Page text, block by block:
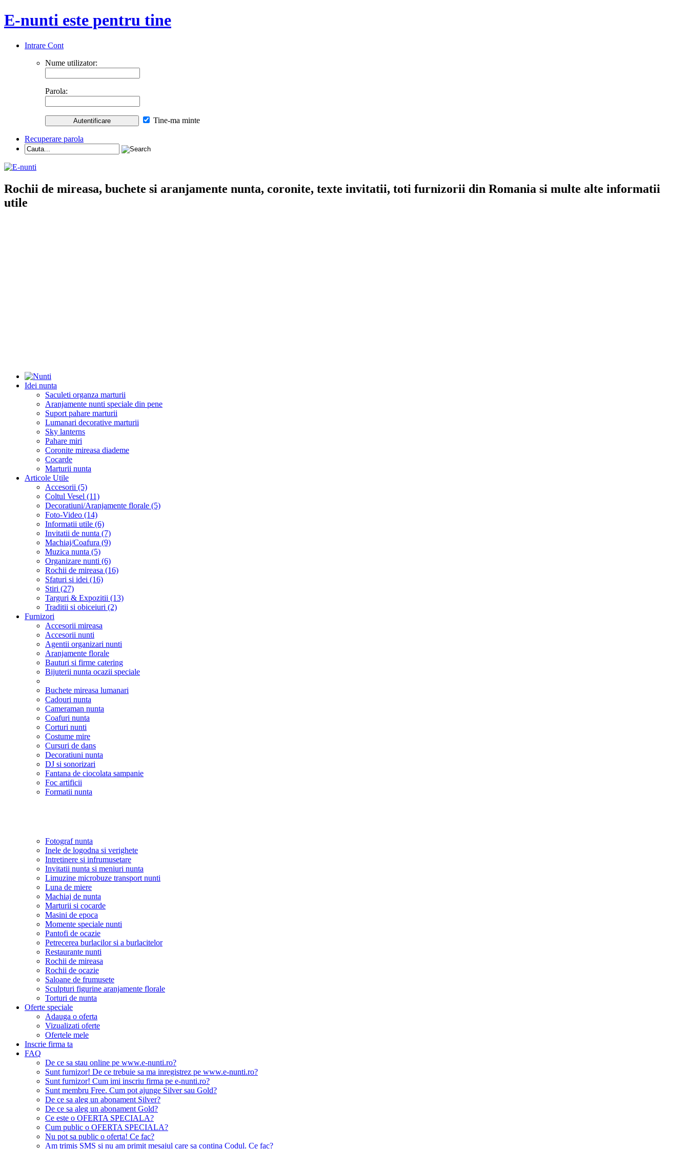
E-nunti este pentru tine
Intrare Cont
Nume utilizator:
Parola:
Tine-ma minte
Recuperare parola
Rochii de mireasa, buchete si aranjamente nunta, coronite, texte invitatii, toti furnizorii din Romania si multe alte informatii
utile
Idei nunta
Saculeti organza marturii
Aranjamente nunti speciale din pene
Suport pahare marturii
Lumanari decorative marturii
Sky lanterns
Pahare miri
Coronite mireasa diademe
Cocarde
Marturii nunta
Articole Utile
Accesorii (5)
Coltul Vesel (11)
Decoratiuni/Aranjamente florale (5)
Foto-Video (14)
Informatii utile (6)
Invitatii de nunta (7)
Machiaj/Coafura (9)
Muzica nunta (5)
Organizare nunti (6)
Rochii de mireasa (16)
Sfaturi si idei (16)
Stiri (27)
Targuri & Expozitii (13)
Traditii si obiceiuri (2)
Furnizori
Accesorii mireasa
Accesorii nunti
Agentii organizari nunti
Aranjamente florale
Bauturi si firme catering
Bijuterii nunta ocazii speciale
Buchete mireasa lumanari
Cadouri nunta
Cameraman nunta
Coafuri nunta
Corturi nunti
Costume mire
Cursuri de dans
Decoratiuni nunta
DJ si sonorizari
Fantana de ciocolata sampanie
Foc artificii
Formatii nunta
Fotograf nunta
Inele de logodna si verighete
Intretinere si infrumusetare
Invitatii nunta si meniuri nunta
Limuzine microbuze transport nunti
Luna de miere
Machiaj de nunta
Marturii si cocarde
Masini de epoca
Momente speciale nunti
Pantofi de ocazie
Petrecerea burlacilor si a burlacitelor
Restaurante nunti
Rochii de mireasa
Rochii de ocazie
Saloane de frumusete
Sculpturi figurine aranjamente florale
Torturi de nunta
Oferte speciale
Adauga o oferta
Vizualizati oferte
Ofertele mele
Inscrie firma ta
FAQ
De ce sa stau online pe www.e-nunti.ro?
Sunt furnizor! De ce trebuie sa ma inregistrez pe www.e-nunti.ro?
Sunt furnizor! Cum imi inscriu firma pe e-nunti.ro?
Sunt membru Free. Cum pot ajunge Silver sau Gold?
De ce sa aleg un abonament Silver?
De ce sa aleg un abonament Gold?
Ce este o OFERTA SPECIALA?
Cum public o OFERTA SPECIALA?
Nu pot sa public o oferta! Ce fac?
Am trimis SMS si nu am primit mesajul care sa contina Codul. Ce fac?